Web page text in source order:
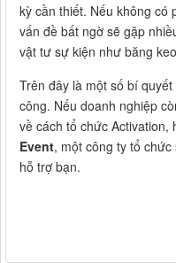
kỳ cần thiết. Nếu không có
vấn đề bất ngờ sẽ gặp
vật tư sự kiện như băng
Trên đây là một số bí
công. Nếu doanh nghiệp
về cách tổ chức Activation,
Event, một công ty tổ
hỗ trợ bạn.